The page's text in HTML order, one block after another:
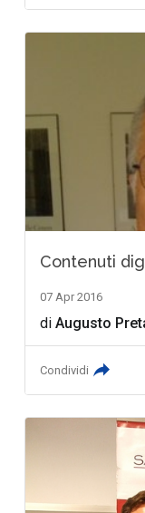
Contenuti
07 Apr 2016
diAugusto
Condividi